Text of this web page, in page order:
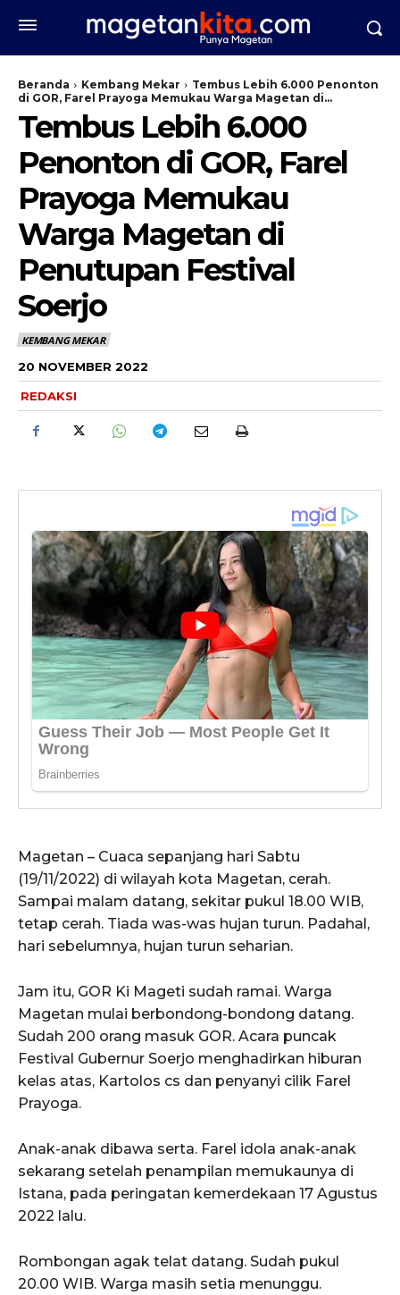
Beranda Kembang Mekar
Tembus Lebih 6.000 Penonton
di GOR, Farel Prayoga Memukau Warga Magetan di...
Tembus Lebih 6.000
Penonton di GOR, Farel
Prayoga Memukau
Warga Magetan di
Penutupan Festival
Soerjo
KEMBANG MEKAR
20 NOVEMBER 2022
REDAKSI
Magetan – Cuaca sepanjang hari Sabtu
(19/11/2022) di wilayah kota Magetan, cerah.
Sampai malam datang, sekitar pukul 18.00 WIB,
tetap cerah. Tiada was-was hujan turun. Padahal,
hari sebelumnya, hujan turun seharian.
Jam itu, GOR Ki Mageti sudah ramai. Warga
Magetan mulai berbondong-bondong datang.
Sudah 200 orang masuk GOR. Acara puncak
Festival Gubernur Soerjo menghadirkan hiburan
kelas atas, Kartolos cs dan penyanyi cilik Farel
Prayoga.
Anak-anak dibawa serta. Farel idola anak-anak
sekarang setelah penampilan memukaunya di
Istana, pada peringatan kemerdekaan 17 Agustus
2022 lalu.
Rombongan agak telat datang. Sudah pukul
20.00 WIB. Warga masih setia menunggu.